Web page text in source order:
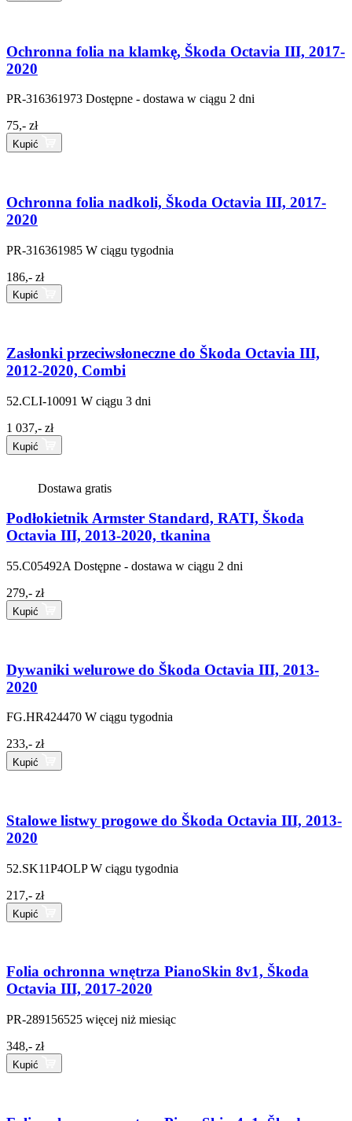
Ochronna folia na klamkę, Škoda Octavia III, 2017-
2020
PR-316361973 Dostępne - dostawa w ciągu 2 dni
75,- zł
Kupić
Ochronna folia nadkoli, Škoda Octavia III, 2017-
2020
PR-316361985 W ciągu tygodnia
186,- zł
Kupić
Zasłonki przeciwsłoneczne do Škoda Octavia III,
2012-2020, Combi
52.CLI-10091 W ciągu 3 dni
1 037,- zł
Kupić
Dostawa gratis
Podłokietnik Armster Standard, RATI, Škoda
Octavia III, 2013-2020, tkanina
55.C05492A Dostępne - dostawa w ciągu 2 dni
279,- zł
Kupić
Dywaniki welurowe do Škoda Octavia III, 2013-
2020
FG.HR424470 W ciągu tygodnia
233,- zł
Kupić
Stalowe listwy progowe do Škoda Octavia III, 2013-
2020
52.SK11P4OLP W ciągu tygodnia
217,- zł
Kupić
Folia ochronna wnętrza PianoSkin 8v1, Škoda
Octavia III, 2017-2020
PR-289156525 więcej niż miesiąc
348,- zł
Kupić